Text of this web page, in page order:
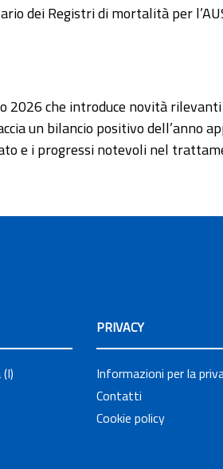
dei Registri di mortalità per
2026 che introduce novità
un bilancio positivo dell’anno
e i progressi notevoli nel
PRIVACY
Informazioni per la
Contatti
Cookie policy